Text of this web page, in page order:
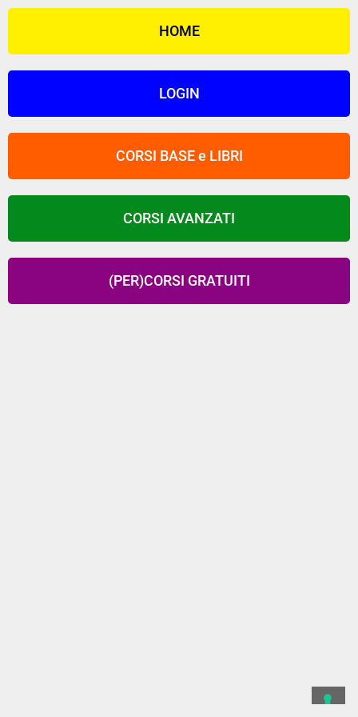
HOME
LOGIN
CORSI BASE e LIBRI
CORSI AVANZATI
(PER)CORSI GRATUITI